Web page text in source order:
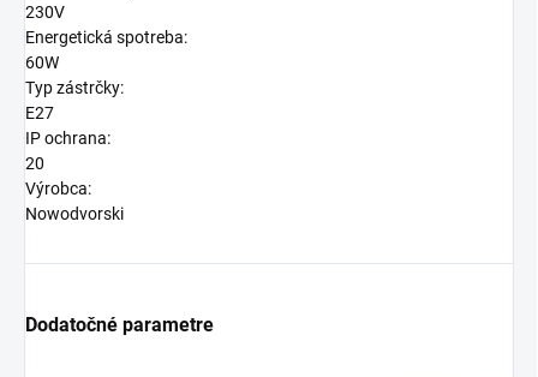
230V
Energetická spotreba:
60W
Typ zástrčky:
E27
IP ochrana:
20
Výrobca:
Nowodvorski
Dodatočné parametre